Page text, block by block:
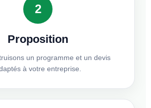
2
Proposition
un programme et un devis
à votre entreprise.